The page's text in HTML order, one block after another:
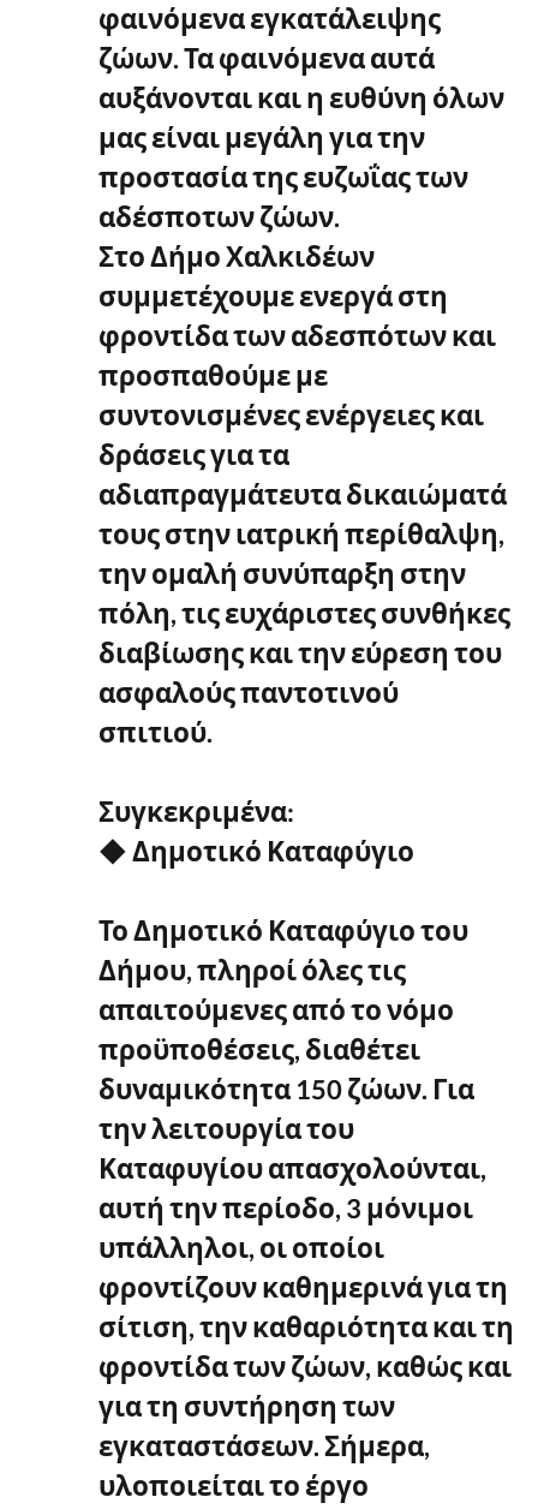
φαινόμενα εγκατάλειψης
ζώων. Τα φαινόμενα αυτά
αυξάνονται και η ευθύνη όλων
μας είναι μεγάλη για την
προστασία της ευζωΐας των
αδέσποτων ζώων.
Στο Δήμο Χαλκιδέων
συμμετέχουμε ενεργά στη
φροντίδα των αδεσπότων και
προσπαθούμε με
συντονισμένες ενέργειες και
δράσεις για τα
αδιαπραγμάτευτα δικαιώματά
τους στην ιατρική περίθαλψη,
την ομαλή συνύπαρξη στην
πόλη, τις ευχάριστες συνθήκες
διαβίωσης και την εύρεση του
ασφαλούς παντοτινού
σπιτιού.
Συγκεκριμένα:
◆ Δημοτικό Καταφύγιο
Το Δημοτικό Καταφύγιο του
Δήμου, πληροί όλες τις
απαιτούμενες από το νόμο
προϋποθέσεις, διαθέτει
δυναμικότητα 150 ζώων. Για
την λειτουργία του
Καταφυγίου απασχολούνται,
αυτή την περίοδο, 3 μόνιμοι
υπάλληλοι, οι οποίοι
φροντίζουν καθημερινά για τη
σίτιση, την καθαριότητα και τη
φροντίδα των ζώων, καθώς και
για τη συντήρηση των
εγκαταστάσεων. Σήμερα,
υλοποιείται το έργο